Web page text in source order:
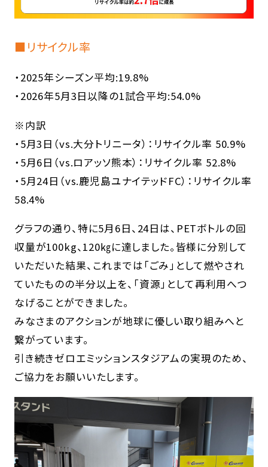
■リサイクル率
・2025年シーズン平均:19.8%
・2026年5月3日以降の1試合平均:54.0%
※内訳
・5月3日（vs.大分トリニータ）：リサイクル率 50.9%
・5月6日（vs.ロアッソ熊本）：リサイクル率 52.8%
・5月24日（vs.鹿児島ユナイテッドFC）：リサイクル率
58.4%
グラフの通り、特に5月6日、24日は、PETボトルの回
収量が100kg、120㎏に達しました。皆様に分別して
いただいた結果、これまでは「ごみ」として燃やされ
ていたものの半分以上を、「資源」として再利用へつ
なげることができました。
みなさまのアクションが地球に優しい取り組みへと
繋がっています。
引き続きゼロエミッションスタジアムの実現のため、
ご協力をお願いいたします。